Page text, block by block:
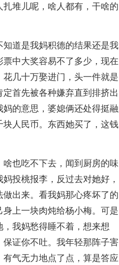
堆儿呢，啥人都有，干啥的
道是我妈积德的结果还是我
中大奖容易不了多少，现在
几十万娶进门，头一件就是
首先被各种嫌弃直到排挤出
的意思，婆媳俩还处得挺融
人民币。东西她买了，这钱
也吃不下去，闻到厨房的味
投桃报李，反过去对她好，
出来。看我妈那心疼坏了的
上一块肉炖给杨小梅。可是
我妈愁得睡不着，想来想
证你不吐。我年轻那阵子害
气无力地点了点，算是答应